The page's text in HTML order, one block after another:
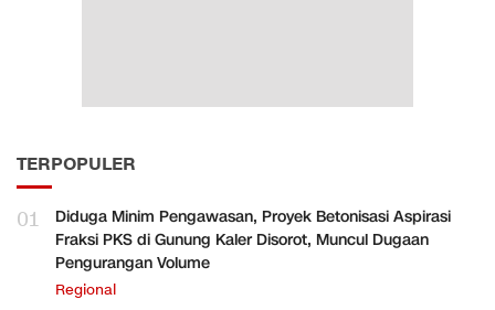
TERPOPULER
01
Diduga Minim Pengawasan, Proyek Betonisasi Aspirasi
Fraksi PKS di Gunung Kaler Disorot, Muncul Dugaan
Pengurangan Volume
Regional